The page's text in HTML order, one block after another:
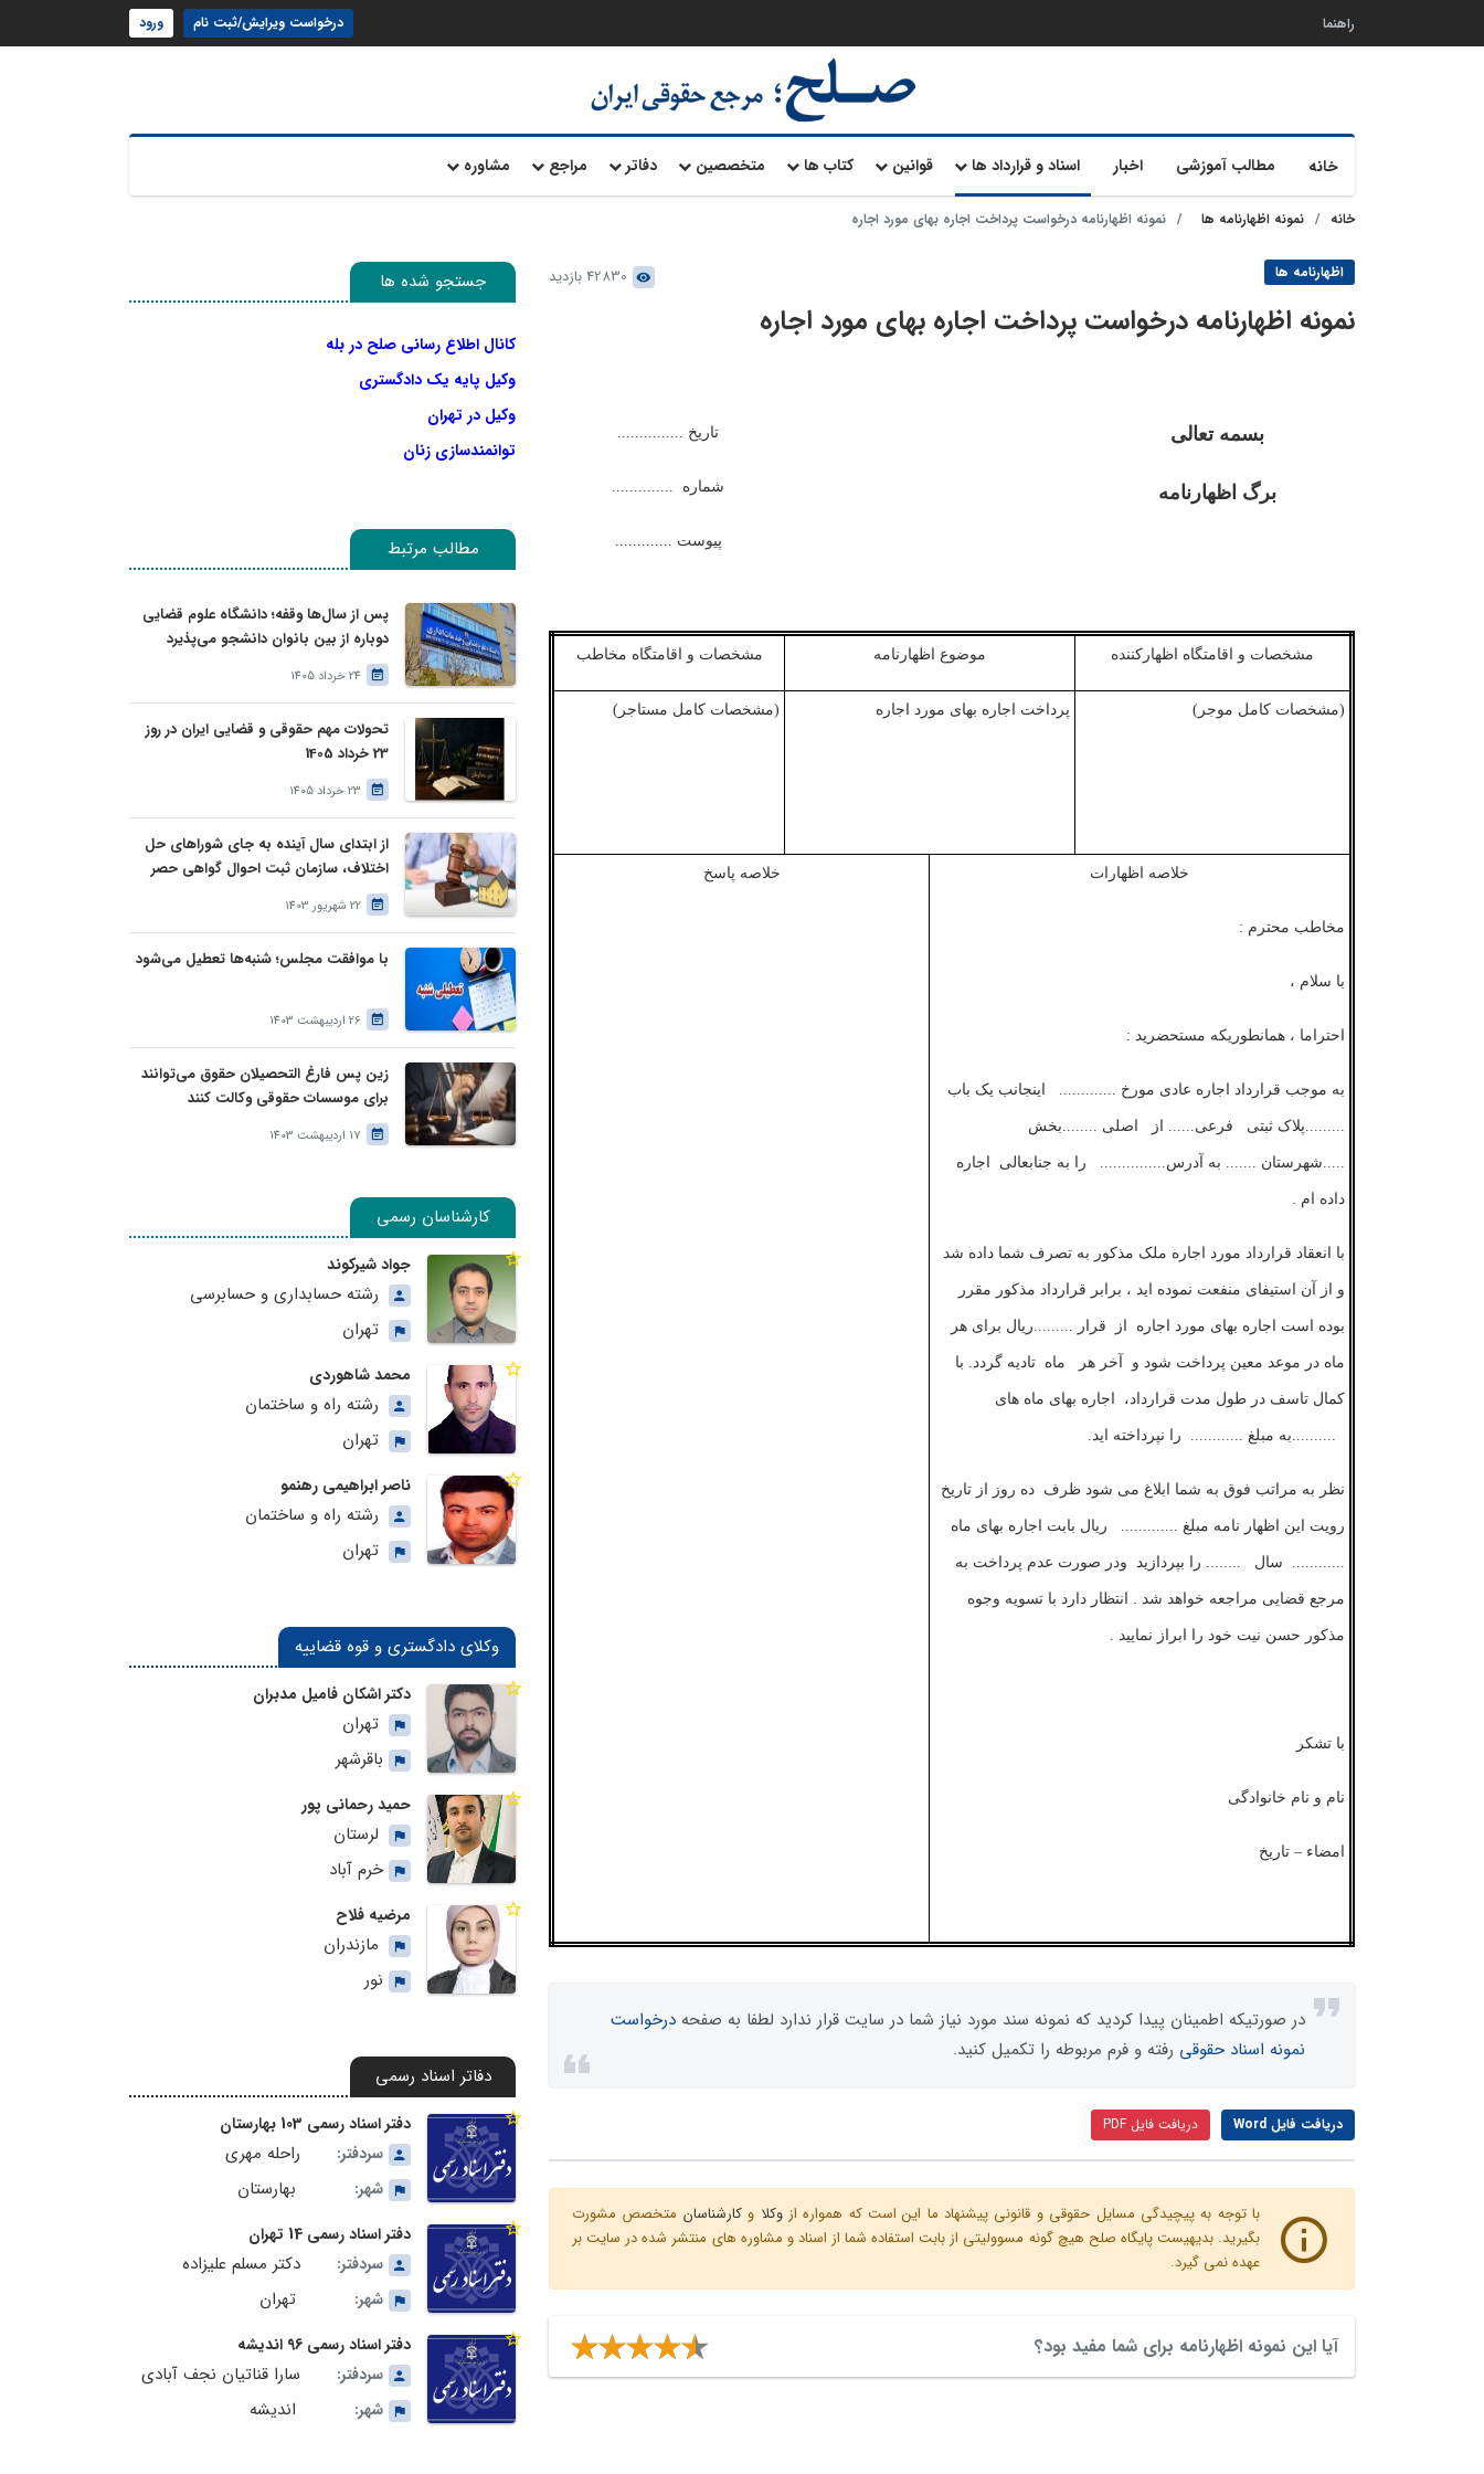
راهنما درخواست ویرایش/ثبت نام ورود
خانه مطالب آموزشی اخبار اسناد و قرارداد ها قوانین کتاب ها متخصصین دفاتر مراجع مشاوره
خانه نمونه اظهارنامه ها نمونه اظهارنامه درخواست پرداخت اجاره بهای مورد اجاره
اظهارنامه ها 42830 بازدید
نمونه اظهارنامه درخواست پرداخت اجاره بهای مورد اجاره
بسمه تعالی
برگ اظهارنامه
تاریخ ...............
شماره ..............
پیوست .............
مشخصات و اقامتگاه اظهارکننده موضوع اظهارنامه مشخصات و اقامتگاه مخاطب
(مشخصات کامل موجر) پرداخت اجاره بهای مورد اجاره (مشخصات کامل مستاجر)
خلاصه اظهارات
مخاطب محترم :
با سلام ،
احتراما ، همانطوریکه مستحضرید:
به موجب قرارداد اجاره عادی مورخ ............. اینجانب یک باب
.........پلاک ثبتی فرعی...... از اصلی ........بخش
.....شهرستان ....... به آدرس............... را به جنابعالی اجاره
داده ام .
با انعقاد قرارداد مورد اجاره ملک مذکور به تصرف شما داده شد
و از آن استیفای منفعت نموده اید ، برابر قرارداد مذکور مقرر
بوده است اجاره بهای مورد اجاره از قرار .........ریال برای هر
ماه در موعد معین پرداخت شود و آخر هر ماه تادیه گردد. با
کمال تاسف در طول مدت قرارداد، اجاره بهای ماه های
..........به مبلغ............ را نپرداخته اید.
نظر به مراتب فوق به شما ابلاغ می شود ظرف ده روز از تاریخ
رویت این اظهار نامه مبلغ............. ریال بابت اجاره بهای ماه
............ سال ........ را بپردازید ودر صورت عدم پرداخت به
مرجع قضایی مراجعه خواهد شد . انتظار دارد با تسویه وجوه
مذکور حسن نیت خود را ابراز نمایید.
با تشکر
نام و نام خانوادگی
امضاء – تاریخ
خلاصه پاسخ
در صورتیکه اطمینان پیدا کردید که نمونه سند مورد نیاز شما در سایت قرار ندارد لطفا به صفحه درخواست
نمونه اسناد حقوقی رفته و فرم مربوطه را تکمیل کنید.
دریافت فایل Word دریافت فایل PDF
با توجه به پیچیدگی مسایل حقوقی و قانونی پیشنهاد ما این است که همواره ازوکلا وکارشناسان متخصص مشورت
بگیرید. بدیهیست پایگاه صلح هیچ گونه مسوولیتی از بابت استفاده شما از اسناد و مشاوره های منتشر شده در سایت بر
عهده نمی گیرد.
آیا این نمونه اظهارنامه برای شما مفید بود؟
جستجو شده ها
کانال اطلاع رسانی صلح در بله
وکیل پایه یک دادگستری
وکیل در تهران
توانمندسازی زنان
مطالب مرتبط
پس از سال‌ها وقفه؛ دانشگاه علوم قضایی
دوباره از بین بانوان دانشجو می‌پذیرد
24 خرداد 1405
تحولات مهم حقوقی و قضایی ایران در روز
23 خرداد 1405
23 خرداد 1405
از ابتدای سال آینده به جای شوراهای حل
اختلاف، سازمان ثبت احوال گواهی حصر
وراثت بدون نیاز به درخواست وراث صادر
خواهد کرد
22 شهریور 1403
با موافقت مجلس؛ شنبه‌ها تعطیل می‌شود
26 اردیبهشت 1403
زین پس فارغ التحصیلان حقوق می‌توانند
برای موسسات حقوقی وکالت کنند
17 اردیبهشت 1403
کارشناسان رسمی
جواد شیرکوند
رشته حسابداری و حسابرسی
تهران
محمد شاهوردی
رشته راه و ساختمان
تهران
ناصر ابراهیمی رهنمو
رشته راه و ساختمان
تهران
وکلای دادگستری و قوه قضاییه
دکتر اشکان فامیل مدبران
تهران
باقرشهر
حمید رحمانی پور
لرستان
خرم آباد
مرضیه فلاح
مازندران
نور
دفاتر اسناد رسمی
دفتر اسناد رسمی 103 بهارستان
سردفتر:
راحله مهری
شهر: بهارستان
دفتر اسناد رسمی 14 تهران
سردفتر:
دکتر مسلم علیزاده
شهر: تهران
دفتر اسناد رسمی 96 اندیشه
سردفتر:
سارا قناتیان نجف آبادی
شهر: اندیشه